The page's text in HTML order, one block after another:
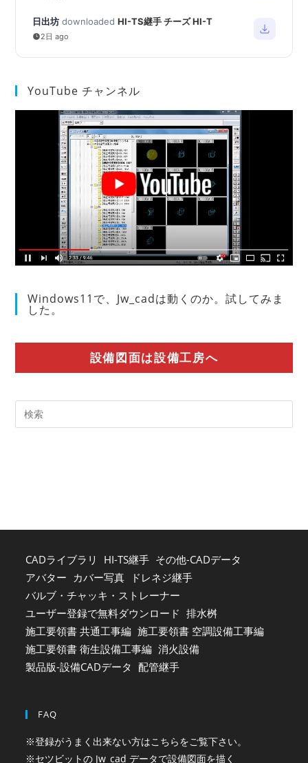
日出坊 downloaded HI-TS継手 チーズ HI-T
2日 ago
YouTube チャンネル
Windows11で、Jw_cadは動くのか。試してみま
した。
設備図面は設備工房へ
CADライブラリ HI-TS継手 その他-CADデータ
アバター カバー写真
ドレネジ継手
バルブ・チャッキ・ストレーナー
ユーザー登録で無料ダウンロード 排水桝
施工要領書 共通工事編 施工要領書 空調設備工事編
施工要領書 衛生設備工事編 消火設備
製品版-設備CADデータ 配管継手
FAQ
※登録がうまく出来ない方はこちらをご覧下さい。
※セツビットの Jw_cad データで設備図面を描く